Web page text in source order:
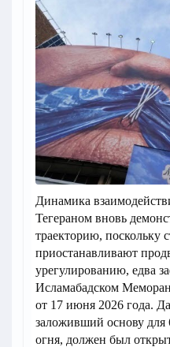
Динамика
Тегераном вновь
траекторию, поскольку
приостанавливают
урегулированию, едва
Исламабадском
от 17 июня 2026 года.
заложивший основу для
огня, должен был